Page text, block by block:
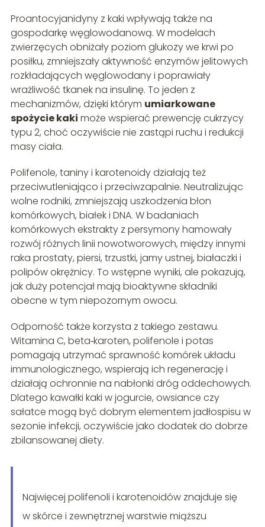
Proantocyjanidyny z kaki wpływają także na
gospodarkę węglowodanową. W modelach
zwierzęcych obniżały poziom glukozy we krwi po
posiłku, zmniejszały aktywność enzymów jelitowych
rozkładających węglowodany i poprawiały
wrażliwość tkanek na insulinę. To jeden z
mechanizmów, dzięki którym umiarkowane
spożycie kaki może wspierać prewencję cukrzycy
typu 2, choć oczywiście nie zastąpi ruchu i redukcji
masy ciała.
Polifenole, taniny i karotenoidy działają też
przeciwutleniająco i przeciwzapalnie. Neutralizując
wolne rodniki, zmniejszają uszkodzenia błon
komórkowych, białek i DNA. W badaniach
komórkowych ekstrakty z persymony hamowały
rozwój różnych linii nowotworowych, między innymi
raka prostaty, piersi, trzustki, jamy ustnej, białaczki i
polipów okrężnicy. To wstępne wyniki, ale pokazują,
jak duży potencjał mają bioaktywne składniki
obecne w tym niepozornym owocu.
Odporność także korzysta z takiego zestawu.
Witamina C, beta‑karoten, polifenole i potas
pomagają utrzymać sprawność komórek układu
immunologicznego, wspierają ich regenerację i
działają ochronnie na nabłonki dróg oddechowych.
Dlatego kawałki kaki w jogurcie, owsiance czy
sałatce mogą być dobrym elementem jadłospisu w
sezonie infekcji, oczywiście jako dodatek do dobrze
zbilansowanej diety.
Najwięcej polifenoli i karotenoidów znajduje się
w skórce i zewnętrznej warstwie miąższu